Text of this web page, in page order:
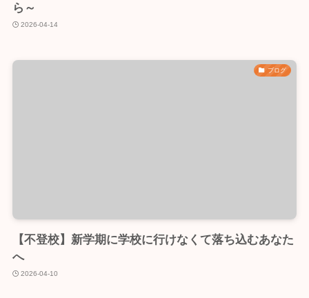
ら～
2026-04-14
ブログ
【不登校】新学期に学校に行けなくて落ち込むあなた
へ
2026-04-10